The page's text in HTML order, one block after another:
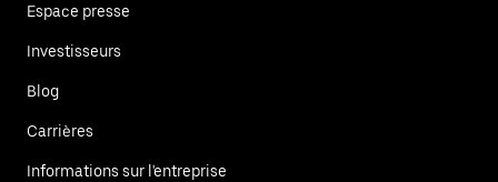
Espace presse
Investisseurs
Blog
Carrières
Informations sur l'entreprise